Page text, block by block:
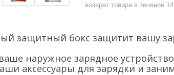
возврат товара в течение
защитный бокс защитит вашу
наружное зарядное
аксессуары для зарядки и